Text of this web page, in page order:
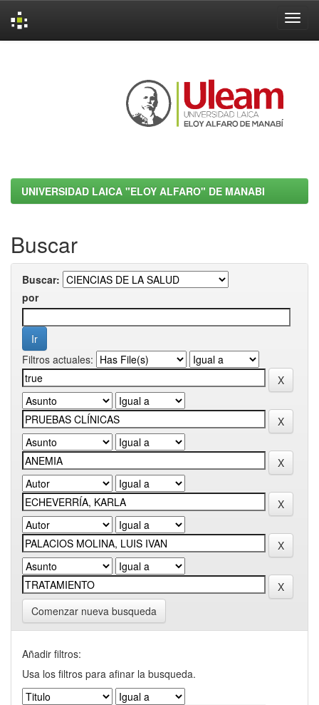
UNIVERSIDAD LAICA "ELOY ALFARO" DE MANABI
Buscar
Buscar:
por
Filtros actuales:
Comenzar nueva busqueda
Añadir filtros:
Usa los filtros para afinar la busqueda.